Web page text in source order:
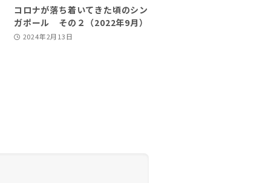
コロナが落ち着いてきた頃のシン
ガポール その２（2022年9月）
2024年2月13日